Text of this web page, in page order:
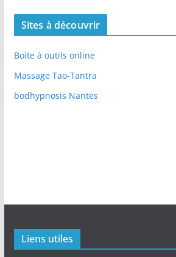
Sites à découvrir
Boite à outils online
Massage Tao-Tantra
bodhypnosis Nantes
Liens utiles